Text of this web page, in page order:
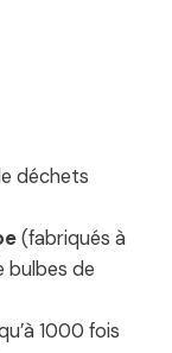
déchets
(fabriqués à
bulbes de
1000 fois